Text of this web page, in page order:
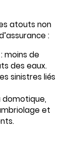
atouts non
:
: moins de
des eaux.
sinistres liés
et